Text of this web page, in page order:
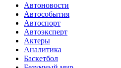
Автоновости
Автособытия
Автоспорт
Автоэксперт
Актеры
Аналитика
Баскетбол